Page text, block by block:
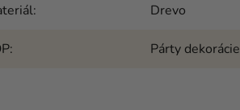
: Drevo
: Párty dekorácie